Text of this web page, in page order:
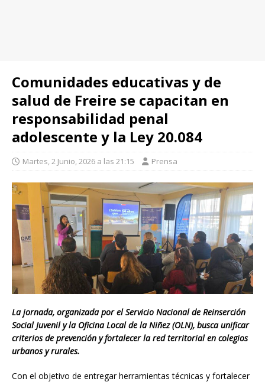
Comunidades educativas y de
salud de Freire se capacitan en
responsabilidad penal
adolescente y la Ley 20.084
Martes, 2 Junio, 2026 a las 21:15 Prensa
La jornada, organizada por el Servicio Nacional de Reinserción
Social Juvenil y la Oficina Local de la Niñez (OLN), busca unificar
criterios de prevención y fortalecer la red territorial en colegios
urbanos y rurales.
Con el objetivo de entregar herramientas técnicas y fortalecer